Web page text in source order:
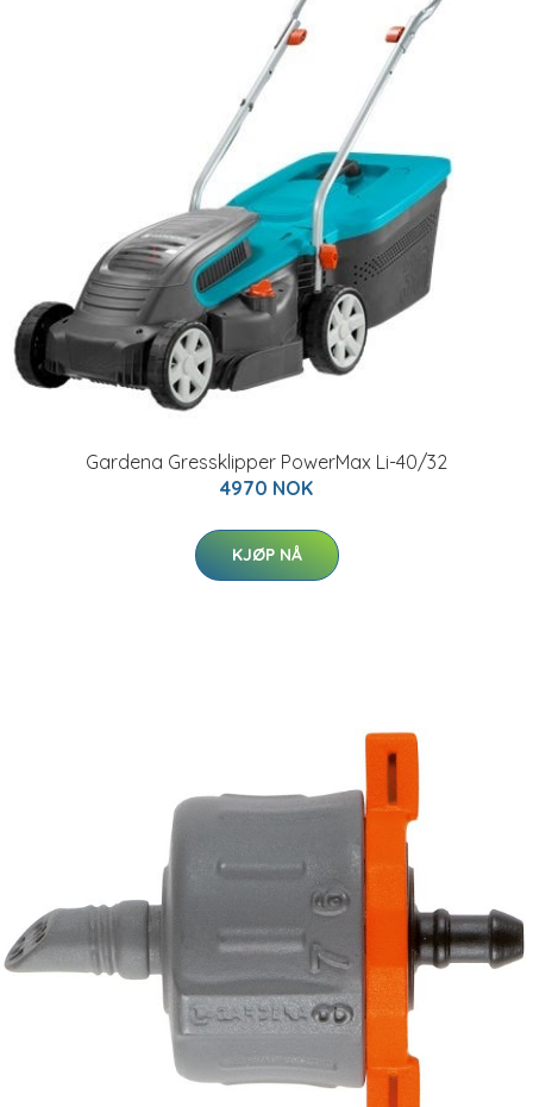
Gardena Gressklipper PowerMax Li-40/32
4970 NOK
KJØP NÅ